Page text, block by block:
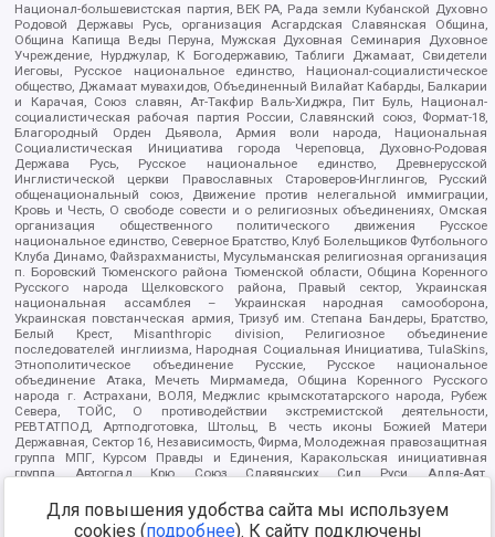
Национал-большевистская партия, ВЕК РА, Рада земли Кубанской Духовно
Родовой Державы Русь, организация Асгардская Славянская Община,
Община Капища Веды Перуна, Мужская Духовная Семинария Духовное
Учреждение, Нурджулар, К Богодержавию, Таблиги Джамаат, Свидетели
Иеговы, Русское национальное единство, Национал-социалистическое
общество, Джамаат мувахидов, Объединенный Вилайат Кабарды, Балкарии
и Карачая, Союз славян, Ат-Такфир Валь-Хиджра, Пит Буль, Национал-
социалистическая рабочая партия России, Славянский союз, Формат-18,
Благородный Орден Дьявола, Армия воли народа, Национальная
Социалистическая Инициатива города Череповца, Духовно-Родовая
Держава Русь, Русское национальное единство, Древнерусской
Инглистической церкви Православных Староверов-Инглингов, Русский
общенациональный союз, Движение против нелегальной иммиграции,
Кровь и Честь, О свободе совести и о религиозных объединениях, Омская
организация общественного политического движения Русское
национальное единство, Северное Братство, Клуб Болельщиков Футбольного
Клуба Динамо, Файзрахманисты, Мусульманская религиозная организация
п. Боровский Тюменского района Тюменской области, Община Коренного
Русского народа Щелковского района, Правый сектор, Украинская
национальная ассамблея – Украинская народная самооборона,
Украинская повстанческая армия, Тризуб им. Степана Бандеры, Братство,
Белый Крест, Misanthropic division, Религиозное объединение
последователей инглиизма, Народная Социальная Инициатива, TulaSkins,
Этнополитическое объединение Русские, Русское национальное
объединение Атака, Мечеть Мирмамеда, Община Коренного Русского
народа г. Астрахани, ВОЛЯ, Меджлис крымскотатарского народа, Рубеж
Севера, ТОЙС, О противодействии экстремистской деятельности,
РЕВТАТПОД, Артподготовка, Штольц, В честь иконы Божией Матери
Державная, Сектор 16, Независимость, Фирма, Молодежная правозащитная
группа МПГ, Курсом Правды и Единения, Каракольская инициативная
группа, Автоград Крю, Союз Славянских Сил Руси, Алля-Аят,
Арестантское уголовное единство, Башкорт, Нация и свобода, W.H.С., Фалунь
Дафа, Иртыш Ultras, Русский Патриотический клуб-Новокузнецк/РПК,
Для повышения удобства сайта мы используем
cookies (подробнее). К сайту подключены